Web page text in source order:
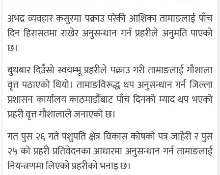
अभद्र व्यवहार कसुरमा पक्राउ परेकी आशिका तामाङलाई पाँच
दिन हिरासतमा राखेर अनुसन्धान गर्न प्रहरीले अनुमति पाएको
छ।
बुधबार दिउँसो स्वयम्भू प्रहरीले पक्राउ गरी तामाङलाई गौशाला
वृत्त पठाएको थियो। तामाङविरूद्ध थप अनुसन्धान गर्न जिल्ला
प्रशासन कार्यालय काठमाडौंबाट पाँच दिनको म्याद थप भएको
प्रहरी वृत्त गौशालाले जनाएको छ।
गत पुस २६ गते पशुपति क्षेत्र विकास कोषको पत्र जाहेरी र पुस
२५ को प्रहरी प्रतिवेदनका आधारमा अनुसन्धान गर्न तामाङलाई
नियन्त्रणमा लिएको प्रहरीको भनाइ छ।